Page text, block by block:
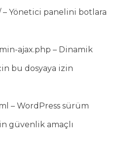
Yönetici panelini botlara
ajax.php – Dinamik
bu dosyaya izin
– WordPress sürüm
güvenlik amaçlı